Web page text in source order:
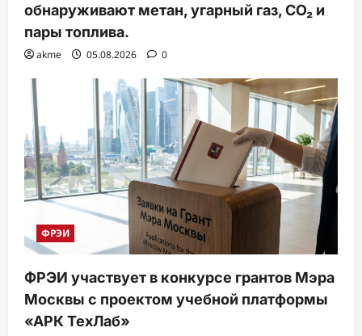
обнаруживают метан, угарный газ, CO₂ и
пары топлива.
akme 05.08.2026 0
ФРЭИ
ФРЭИ участвует в конкурсе грантов Мэра
Москвы с проектом учебной платформы
«АРК ТехЛаб»